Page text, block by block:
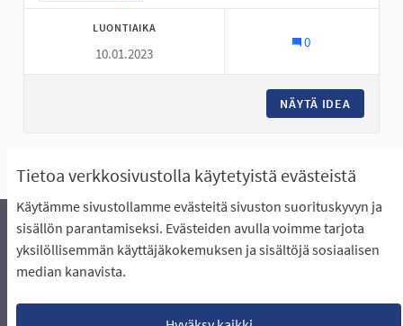
Tietoa verkkosivustolla käytetyistä evästeistä
Käytämme sivustollamme evästeitä sivuston suorituskyvyn ja
sisällön parantamiseksi. Evästeiden avulla voimme tarjota
yksilöllisemmän käyttäjäkokemuksen ja sisältöjä sosiaalisen
median kanavista.
LUONTIAIKA
10.01.2023
0
NÄYTÄ IDEA
Näytä kaikki ehdotukset
Äänestyksen pikaohjeet
Usein kysytyt kysymykset
Näin äänestät Asukasbudjetissa
Lataa avoimet datatiedostot